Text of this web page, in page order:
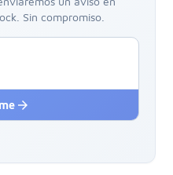
Sin compromiso.
arrow_forward